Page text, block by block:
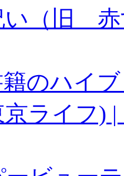
（旧 赤
のハイ
京ライフ)